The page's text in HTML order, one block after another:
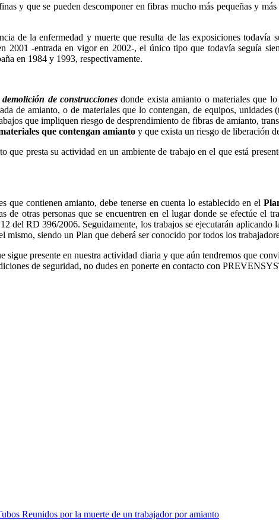
y que se pueden descomponer en fibras mucho más pequeñas y
de la enfermedad y muerte que resulta de las exposiciones
2001 -entrada en vigor en 2002-, el único tipo que todavía seguía
en 1984 y 1993, respectivamente.
demolición de construcciones donde exista amianto o materiales que
de amianto, o de materiales que lo contengan, de equipos, unidades
que impliquen riesgo de desprendimiento de fibras de amianto,
que contengan amianto y que exista un riesgo de liberación
que presta su actividad en un ambiente de trabajo en el que está
que contienen amianto, debe tenerse en cuenta lo establecido en el
de otras personas que se encuentren en el lugar donde se efectúe el
del RD 396/2006. Seguidamente, los trabajos se ejecutarán
mismo, siendo un Plan que deberá ser conocido por todos los
sigue presente en nuestra actividad diaria y que aún tendremos que
de seguridad, no dudes en ponerte en contacto con
Reunidos por la muerte de un trabajador por amianto